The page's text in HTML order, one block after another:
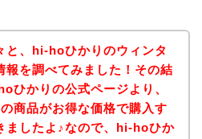
と、hi-hoひかりのウィンタ
報を調べてみました！その結
ひかりの公式ページより、
商品がお得な価格で購入す
ましたよ♪なので、hi-hoひか